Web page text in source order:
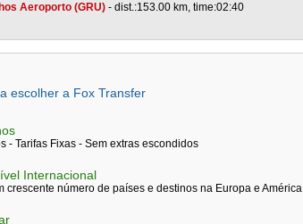
Aeroporto (GRU) - dist.:153.00 km, time:02:40
escolher a Fox Transfer
- Tarifas Fixas - Sem extras escondidos
Internacional
crescente número de países e destinos na Europa e América